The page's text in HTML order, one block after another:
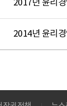
2017년 윤리
2014년 윤리